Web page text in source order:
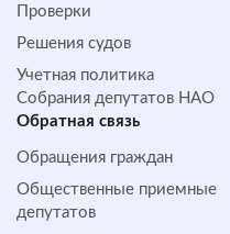
Проверки
Решения судов
Учетная политика
Собрания депутатов НАО
Обратная cвязь
Обращения граждан
Общественные приемные
депутатов